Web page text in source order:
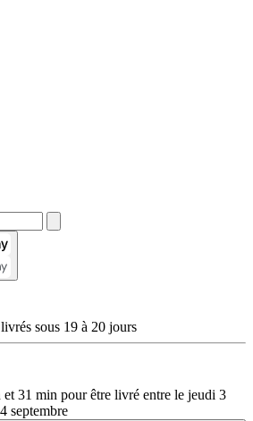
sous 19 à 20 jours
et 31 min pour être livré entre le jeudi 3
septembre